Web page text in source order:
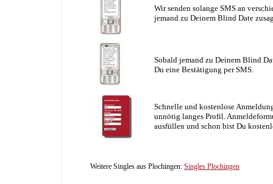
Wir senden solange SMS an
jemand zu Deinem Blind Date
Sobald jemand zu Deinem Blind
Du eine Bestätigung per SMS.
Schnelle und kostenlose
unnötig langes Profil.
ausfüllen und schon bist Du
Weitere Singles aus Plochingen: Singles Plochingen